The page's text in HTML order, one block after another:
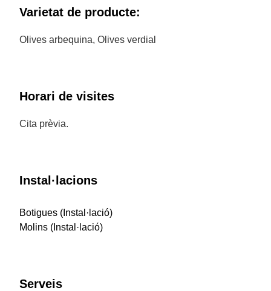
Varietat de producte:
Olives arbequina, Olives verdial
Horari de visites
Cita prèvia.
Instal·lacions
Botigues (Instal·lació)
Molins (Instal·lació)
Serveis